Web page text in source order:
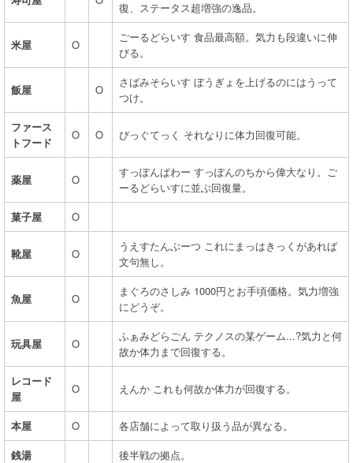
復、ステータス超増強の逸品。
米屋 O
ごーるどらいす 食品最高額。気力も段違いに伸
びる。
飯屋 O
さばみそらいす ぼうぎょを上げるのにはうって
つけ。
ファース
トフード
O O びっぐてっく それなりに体力回復可能。
薬屋 O
すっぽんぱわー すっぽんのちから偉大なり。ご
ーるどらいすに並ぶ回復量。
菓子屋
O
靴屋 O
うえすたんぶーつ これにまっはきっくがあれば
文句無し。
魚屋 O
まぐろのさしみ 1000円とお手頃価格。気力増強
にどうぞ。
玩具屋 O
ふぁみどらごん テクノスの某ゲーム...?気力と何
故か体力まで回復する。
レコード
屋
O えんか これも何故か体力が回復する。
本屋 O
各店舗によって取り扱う品が異なる。
銭湯
後半戦の拠点。